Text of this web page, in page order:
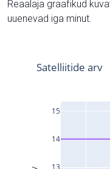
Reaalaja graafikud
uuenevad iga minut.